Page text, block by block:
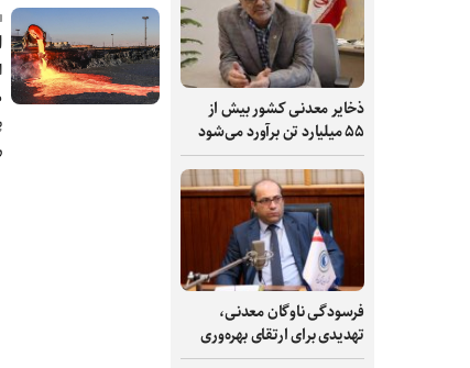
ذخایر معدنی کشور بیش از
۵۵ میلیارد تن برآورد می‌شود
فرسودگی ناوگان معدنی،
تهدیدی برای ارتقای بهره‌وری